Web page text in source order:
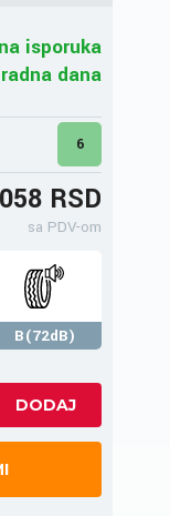
isporuka
dana
6
RSD
sa PDV-om
B(72dB)